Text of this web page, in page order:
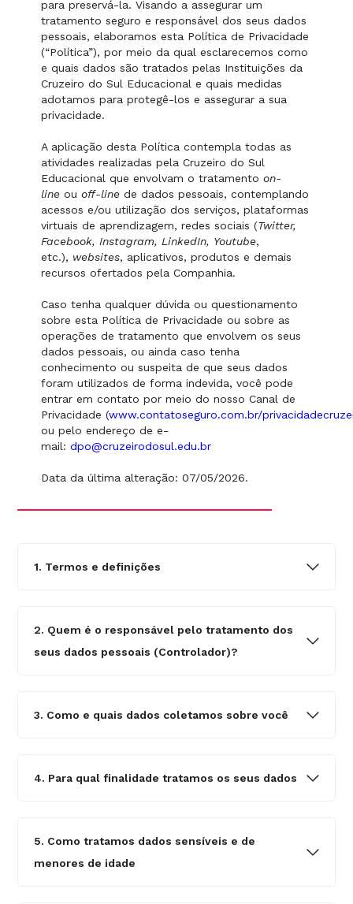
para preservá-la. Visando a assegurar um
tratamento seguro e responsável dos seus dados
pessoais, elaboramos esta Política de Privacidade
(“Política”), por meio da qual esclarecemos como
e quais dados são tratados pelas Instituições da
Cruzeiro do Sul Educacional e quais medidas
adotamos para protegê-los e assegurar a sua
privacidade.
A aplicação desta Política contempla todas as
atividades realizadas pela Cruzeiro do Sul
Educacional que envolvam o tratamentoon-
line ouoff-line de dados pessoais, contemplando
acessos e/ou utilização dos serviços, plataformas
virtuais de aprendizagem, redes sociais (Twitter,
Facebook, Instagram, LinkedIn, Youtube,
etc.), websites, aplicativos, produtos e demais
recursos ofertados pela Companhia.
Caso tenha qualquer dúvida ou questionamento
sobre esta Política de Privacidade ou sobre as
operações de tratamento que envolvem os seus
dados pessoais, ou ainda caso tenha
conhecimento ou suspeita de que seus dados
foram utilizados de forma indevida, você pode
entrar em contato por meio do nosso Canal de
Privacidade (www.contatoseguro.com.br/
ou pelo endereço de e-
mail:dpo@cruzeirodosul.edu.br
Data da última alteração: 07/05/2026.
1. Termos e definições
2. Quem é o responsável pelo tratamento dos
seus dados pessoais (Controlador)?
3. Como e quais dados coletamos sobre você
4. Para qual finalidade tratamos os seus dados
5. Como tratamos dados sensíveis e de
menores de idade